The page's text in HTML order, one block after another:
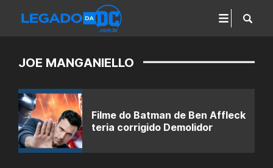
JOE MANGANIELLO
Filme do Batman de Ben Affleck
teria corrigido Demolidor